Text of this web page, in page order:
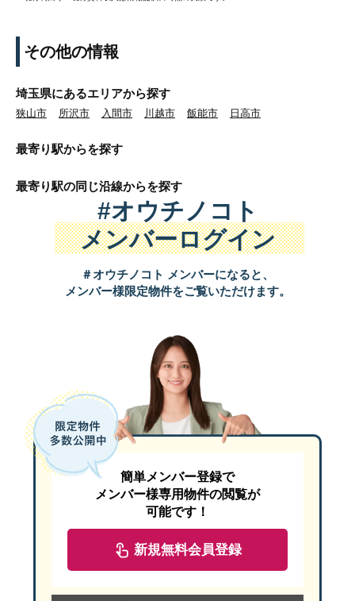
その他の情報
埼玉県にあるエリアから探す
狭山市 所沢市 入間市 川越市 飯能市 日高市
最寄り駅からを探す
最寄り駅の同じ沿線からを探す
#オウチノコト
メンバーログイン
＃オウチノコト メンバーになると、
メンバー様限定物件をご覧いただけます。
簡単メンバー登録で
メンバー様専用物件の閲覧が
可能です！
新規無料会員登録